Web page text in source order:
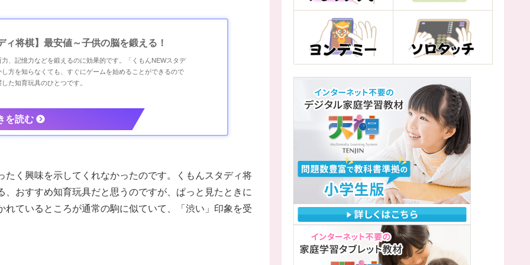
ィ将棋】最安値～子供の脳を鍛える！
、記憶力などを鍛えるのに効果的です。「くもんNEWスタデ
方を知らなくても、すぐにゲームを始めることができるので
た知育玩具のひとつです。
く興味を示してくれなかったのです。くもんスタディ将
おすすめ知育玩具だと思うのですが、ぱっと見たときに
ているところが通常の駒に似ていて、「渋い」印象を受